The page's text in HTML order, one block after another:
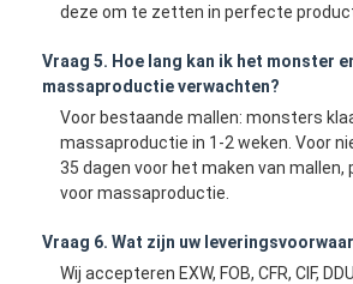
deze om te zetten in perfecte
Vraag 5. Hoe lang kan ik het monster
massaproductie verwachten?
Voor bestaande mallen: monsters
massaproductie in 1-2 weken. Voor
35 dagen voor het maken van mallen,
voor massaproductie.
Vraag 6. Wat zijn uw
Wij accepteren EXW, FOB, CFR, CIF,